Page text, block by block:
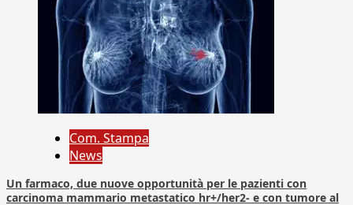
Com. Stampa
News
Un farmaco, due nuove opportunità per le pazienti con
carcinoma mammario metastatico hr+/her2- e con tumore al